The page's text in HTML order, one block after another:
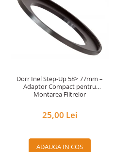
Dorr Inel Step-Up 58> 77mm –
Adaptor Compact pentru
Montarea Filtrelor
25,00 Lei
ADAUGA IN COS